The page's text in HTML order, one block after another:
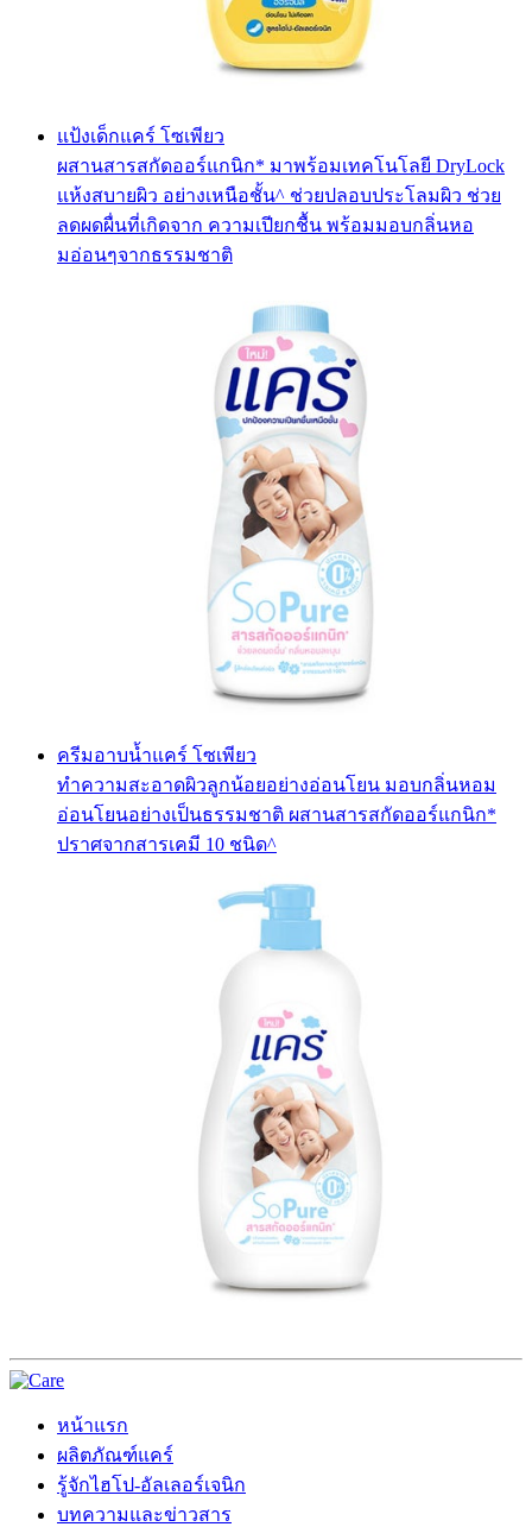
แป้งเด็กแคร์ โซเพียว
ผสานสารสกัดออร์แกนิก* มาพร้อมเทคโนโลยี DryLock
แห้งสบายผิว อย่างเหนือชั้น^ ช่วยปลอบประโลมผิว ช่วย
ลดผดผื่นที่เกิดจาก ความเปียกชื้น พร้อมมอบกลิ่นหอ
มอ่อนๆจากธรรมชาติ
ครีมอาบน้ำแคร์ โซเพียว
ทำความสะอาดผิวลูกน้อยอย่างอ่อนโยน มอบกลิ่นหอม
อ่อนโยนอย่างเป็นธรรมชาติ ผสานสารสกัดออร์แกนิก*
ปราศจากสารเคมี 10 ชนิด^
หน้าแรก
ผลิตภัณฑ์แคร์
รู้จักไฮโป-อัลเลอร์เจนิก
บทความและข่าวสาร